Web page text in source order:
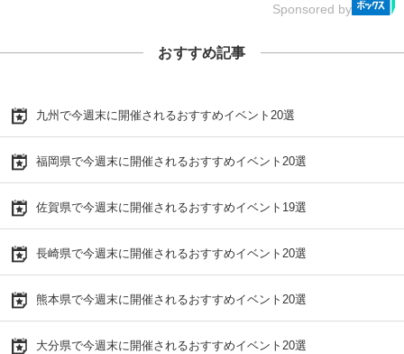
Sponsored by
おすすめ記事
九州で今週末に開催されるおすすめイベント20選
福岡県で今週末に開催されるおすすめイベント20選
佐賀県で今週末に開催されるおすすめイベント19選
長崎県で今週末に開催されるおすすめイベント20選
熊本県で今週末に開催されるおすすめイベント20選
大分県で今週末に開催されるおすすめイベント20選